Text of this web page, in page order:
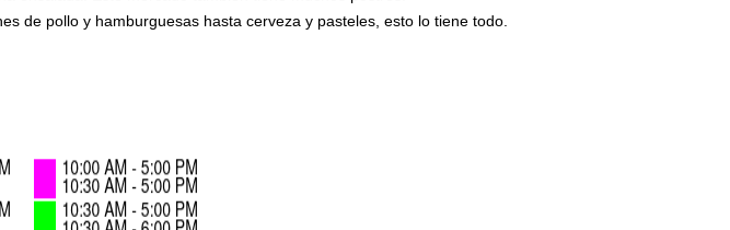
de pollo y hamburguesas hasta cerveza y pasteles, esto lo tiene todo.